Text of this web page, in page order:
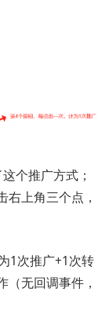
个推广方式；
右上角三个点，
次推广+1次转
无回调事件，